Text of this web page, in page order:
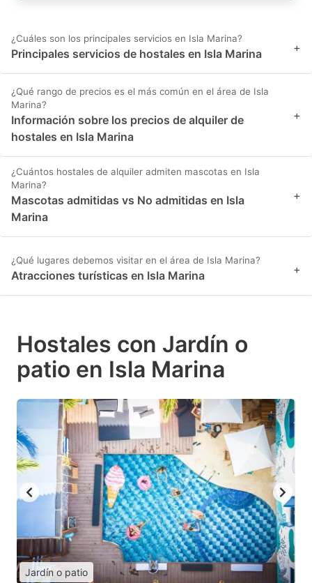
¿Cuáles son los principales servicios en Isla Marina?
Principales servicios de hostales en Isla Marina +
¿Qué rango de precios es el más común en el área de Isla
Marina?
Información sobre los precios de alquiler de
hostales en Isla Marina
+
¿Cuántos hostales de alquiler admiten mascotas en Isla
Marina?
Mascotas admitidas vs No admitidas en Isla
Marina
+
¿Qué lugares debemos visitar en el área de Isla Marina?
Atracciones turísticas en Isla Marina +
Hostales con Jardín o
patio en Isla Marina
Jardín o patio